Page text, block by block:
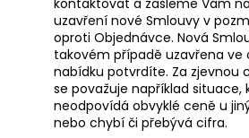
uzavření nové Smlouvy v
oproti Objednávce. Nová
takovém případě uzavřena ve
nabídku potvrdíte. Za zjevnou
se považuje například situace,
neodpovídá obvyklé ceně u
nebo chybí či přebývá cifra.